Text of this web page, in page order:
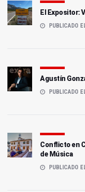
El Expositor:
PUBLICADO
Agustín
PUBLICADO
Conflicto en
de Música
PUBLICADO